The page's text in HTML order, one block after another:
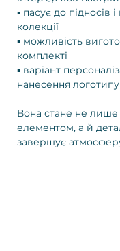
▪️ пасує до підносів
колекції
▪️ можливість
комплекті
▪️ варіант
нанесення
Вона стане не
елементом, а й
завершує